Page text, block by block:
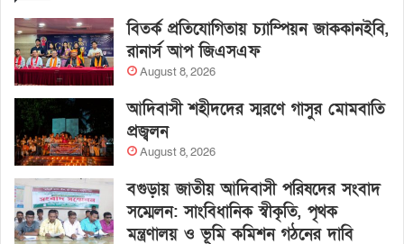
বিতর্ক প্রতিযোগিতায় চ্যাম্পিয়ন জাককানইবি,
রানার্স আপ জিএসএফ
August 8, 2026
আদিবাসী শহীদদের স্মরণে গাসুর মোমবাতি
প্রজ্বলন
August 8, 2026
বগুড়ায় জাতীয় আদিবাসী পরিষদের সংবাদ
সম্মেলন: সাংবিধানিক স্বীকৃতি, পৃথক
মন্ত্রণালয় ও ভূমি কমিশন গঠনের দাবি